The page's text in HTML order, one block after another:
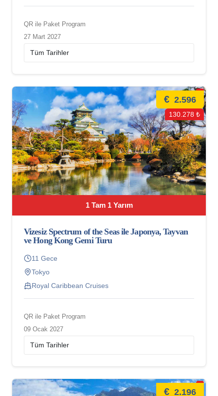
QR ile Paket Program
27 Mart 2027
1 Tam 1 Yarım
€ 2.596
130.278 ₺
Vizesiz Spectrum of the Seas ile Japonya, Tayvan
ve Hong Kong Gemi Turu
11 Gece
Tokyo
Royal Caribbean Cruises
QR ile Paket Program
09 Ocak 2027
€ 2.196